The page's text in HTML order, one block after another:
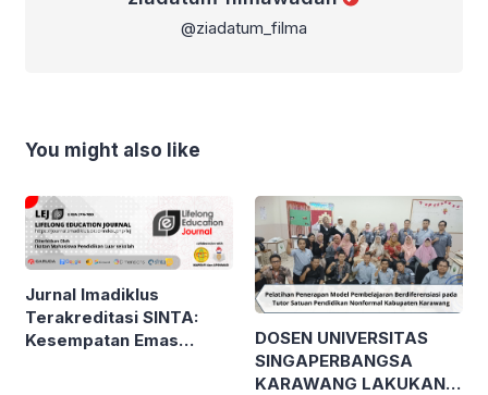
@ziadatum_filma
You might also like
Jurnal Imadiklus
Terakreditasi SINTA:
Kesempatan Emas
DOSEN UNIVERSITAS
SINGAPERBANGSA
KARAWANG LAKUKAN